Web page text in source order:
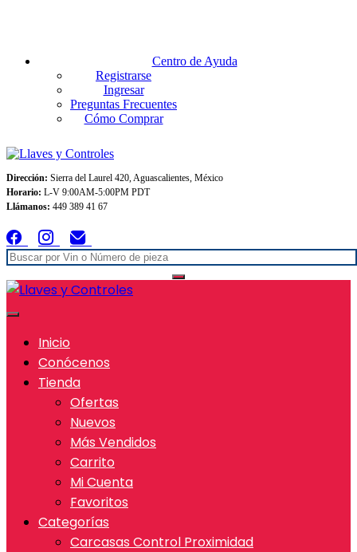
Centro de Ayuda
Registrarse
Ingresar
Preguntas Frecuentes
Cómo Comprar
Dirección: Sierra del Laurel 420, Aguascalientes, México
Horario: L-V 9:00AM-5:00PM PDT
Llámanos: 449 389 41 67
Inicio
Conócenos
Tienda
Ofertas
Nuevos
Más Vendidos
Carrito
Mi Cuenta
Favoritos
Categorías
Carcasas Control Proximidad